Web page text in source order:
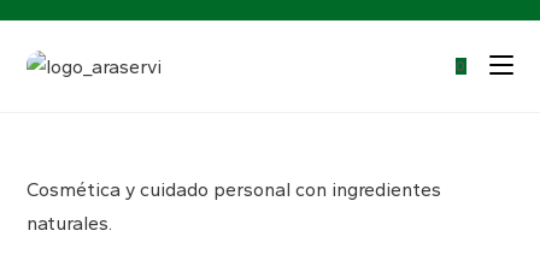
0
Cosmética y cuidado personal con ingredientes
naturales.